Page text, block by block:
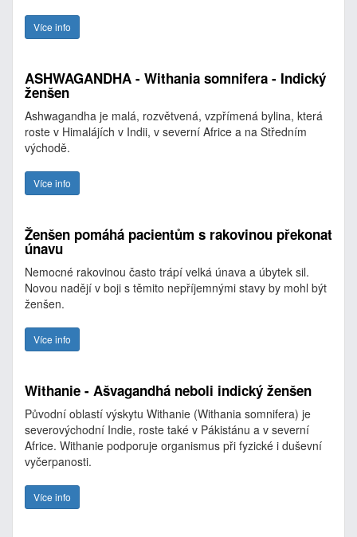
Více info
ASHWAGANDHA - Withania somnifera - Indický
ženšen
Ashwagandha je malá, rozvětvená, vzpřímená bylina, která
roste v Himalájích v Indii, v severní Africe a na Středním
východě.
Více info
Ženšen pomáhá pacientům s rakovinou překonat
únavu
Nemocné rakovinou často trápí velká únava a úbytek sil.
Novou nadějí v boji s těmito nepříjemnými stavy by mohl být
ženšen.
Více info
Withanie - Ašvagandhá neboli indický ženšen
Původní oblastí výskytu Withanie (Withania somnifera) je
severovýchodní Indie, roste také v Pákistánu a v severní
Africe. Withanie podporuje organismus při fyzické i duševní
vyčerpanosti.
Více info